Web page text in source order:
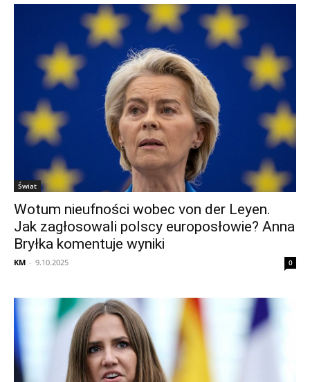
Świat
Wotum nieufności wobec von der Leyen.
Jak zagłosowali polscy europosłowie? Anna
Bryłka komentuje wyniki
KM - 9.10.2025 0